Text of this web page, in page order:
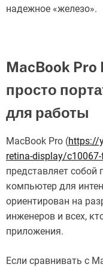
надежное «железо».
MacBook
просто
для работы
MacBook Pro (https://
retina-display/
представляет
компьютер для
ориентирован на
инженеров и всех,
приложения.
Если сравнивать с